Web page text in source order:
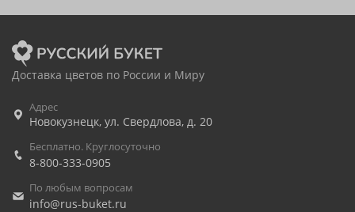
Доставка цветов по России и Миру
Адрес
Новокузнецк, ул. Свердлова, д. 20
Бесплатно. Круглосуточно
8-800-333-0905
По любым вопросам
info@rus-buket.ru